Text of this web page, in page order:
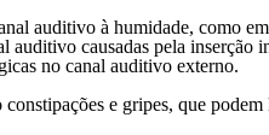
auditivo à humidade, como
auditivo causadas pela inserção
no canal auditivo externo.
constipações e gripes, que